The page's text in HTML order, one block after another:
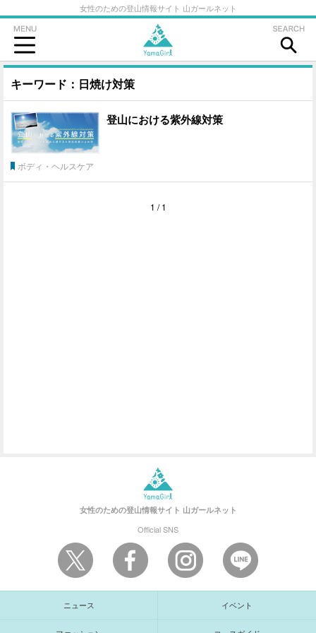
女性のための登山情報サイト 山ガールネット
キーワード：日焼け対策
登山における紫外線対策
ボディ・ヘルスケア
1 / 1
女性のための登山情報サイト 山ガールネット
Official SNS
ニュース イベント